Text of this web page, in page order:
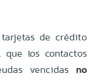
de crédito
los contactos
vencidas no